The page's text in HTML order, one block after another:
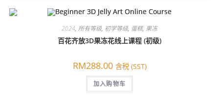
2024, 所有等级, 初学等级, 蛋糕, 果冻
百花齐放3D果冻花线上课程 (初级)
RM288.00 含税 (SST)
加入购物车